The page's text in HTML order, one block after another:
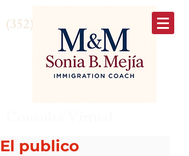
(352) 875-6645
El publico